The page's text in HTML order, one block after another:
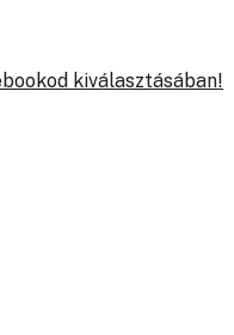
kiválasztásában!